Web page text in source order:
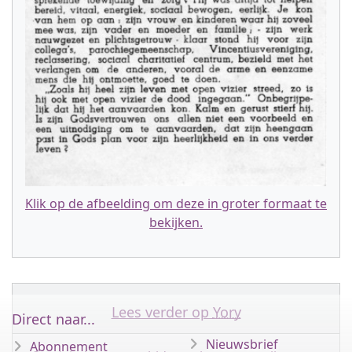
Klik op de afbeelding om deze in groter formaat te
bekijken.
Lees verder op Yory
Direct naar...
Abonnement Nieuwsbrief